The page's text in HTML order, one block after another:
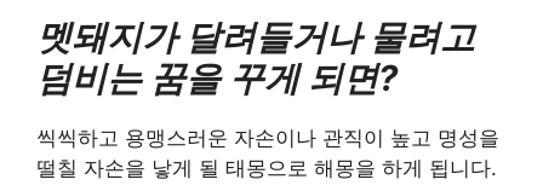
멧돼지가 달려들거나 물려고
덤비는 꿈을 꾸게 되면?
씩씩하고 용맹스러운 자손이나 관직이 높고 명성을
떨칠 자손을 낳게 될 태몽으로 해몽을 하게 됩니다.